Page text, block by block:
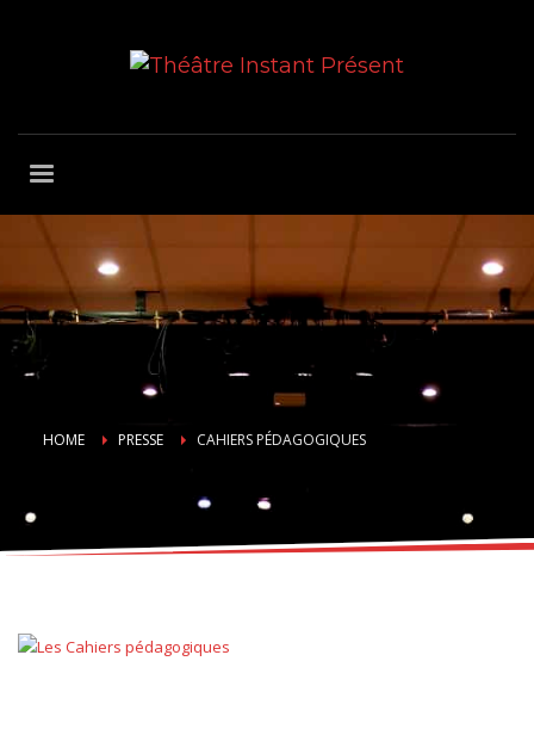
HOME PRESSE CAHIERS PÉDAGOGIQUES